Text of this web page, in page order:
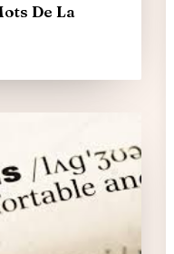
De La